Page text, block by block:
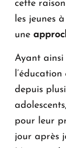
cette
les jeunes
une
Ayant ainsi
depuis
pour leur
jour après